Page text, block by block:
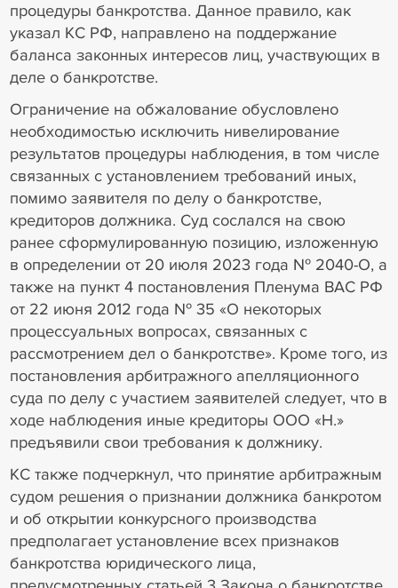
процедуры банкротства. Данное правило, как
указал КС РФ, направлено на поддержание
баланса законных интересов лиц, участвующих в
деле о банкротстве.
Ограничение на обжалование обусловлено
необходимостью исключить нивелирование
результатов процедуры наблюдения, в том числе
связанных с установлением требований иных,
помимо заявителя по делу о банкротстве,
кредиторов должника. Суд сослался на свою
ранее сформулированную позицию, изложенную
в определении от 20 июля 2023 года № 2040-О, а
также на пункт 4 постановления Пленума ВАС РФ
от 22 июня 2012 года № 35 «О некоторых
процессуальных вопросах, связанных с
рассмотрением дел о банкротстве». Кроме того, из
постановления арбитражного апелляционного
суда по делу с участием заявителей следует, что в
ходе наблюдения иные кредиторы ООО «Н.»
предъявили свои требования к должнику.
КС также подчеркнул, что принятие арбитражным
судом решения о признании должника банкротом
и об открытии конкурсного производства
предполагает установление всех признаков
банкротства юридического лица,